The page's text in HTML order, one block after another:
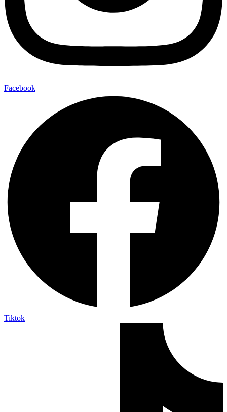
Facebook
Tiktok